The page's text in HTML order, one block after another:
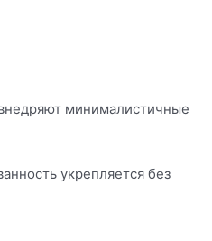
минималистичные
укрепляется без